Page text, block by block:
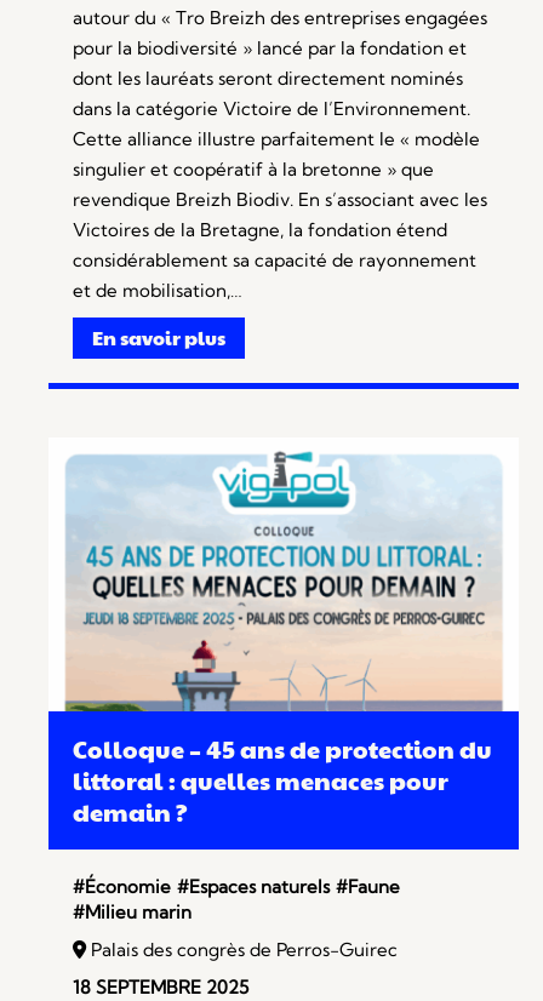
autour du « Tro Breizh des entreprises engagées
pour la biodiversité » lancé par la fondation et
dont les lauréats seront directement nominés
dans la catégorie Victoire de l’Environnement.
Cette alliance illustre parfaitement le « modèle
singulier et coopératif à la bretonne » que
revendique Breizh Biodiv. En s’associant avec les
Victoires de la Bretagne, la fondation étend
considérablement sa capacité de rayonnement
et de mobilisation,…
En savoir plus
Colloque – 45 ans de protection du
littoral : quelles menaces pour
demain ?
#Économie #Espaces naturels #Faune
#Milieu marin
Palais des congrès de Perros-Guirec
18 SEPTEMBRE 2025